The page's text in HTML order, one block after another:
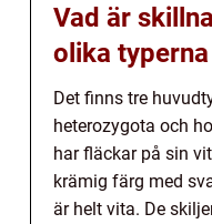
Vad är
olika
Det finns tre
heterozygota och
har fläckar på sin
krämig färg med
är helt vita. De